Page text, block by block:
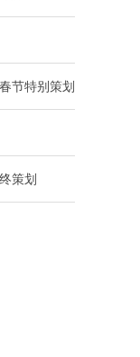
节特别策划
策划